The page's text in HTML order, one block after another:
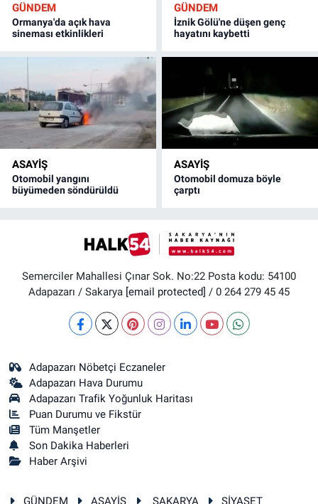
GÜNDEM
Ormanya'da açık hava
sineması etkinlikleri
GÜNDEM
İznik Gölü'ne düşen genç
hayatını kaybetti
ASAYİŞ
Otomobil yangını
büyümeden söndürüldü
ASAYİŞ
Otomobil domuza böyle
çarptı
Semerciler Mahallesi Çınar Sok. No:22 Posta kodu: 54100
Adapazarı / Sakarya [email protected] / 0 264 279 45 45
Adapazarı Nöbetçi Eczaneler
Adapazarı Hava Durumu
Adapazarı Trafik Yoğunluk Haritası
Puan Durumu ve Fikstür
Tüm Manşetler
Son Dakika Haberleri
Haber Arşivi